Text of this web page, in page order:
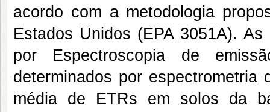
acordo com a metodologia
Estados Unidos (EPA 3051A).
por Espectroscopia de
determinados por
média de ETRs em solos da